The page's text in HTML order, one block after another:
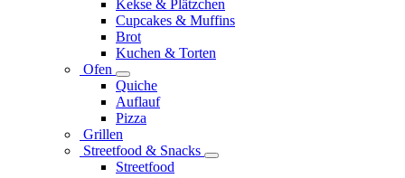
Kekse & Plätzchen
Cupcakes & Muffins
Brot
Kuchen & Torten
Ofen
Quiche
Auflauf
Pizza
Grillen
Streetfood & Snacks
Streetfood